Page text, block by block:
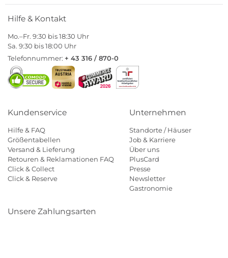
Hilfe & Kontakt
Mo.–Fr. 9:30 bis 18:30 Uhr
Sa. 9:30 bis 18:00 Uhr
Telefonnummer: + 43 316 / 870-0
Kundenservice
Hilfe & FAQ
Größentabellen
Versand & Lieferung
Retouren & Reklamationen FAQ
Click & Collect
Click & Reserve
Unternehmen
Standorte / Häuser
Job & Karriere
Über uns
PlusCard
Presse
Newsletter
Gastronomie
Unsere Zahlungsarten